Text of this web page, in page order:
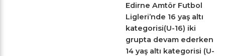
Edirne Amtör Futbol
Ligleri’nde 16 yaş altı
kategorisi(U-16) iki
grupta devam ederken
14 yaş altı kategorisi (U-